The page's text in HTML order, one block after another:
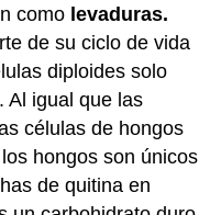
como levaduras.
de su ciclo de vida
diploides solo
Al igual que las
células de hongos
hongos son únicos
de quitina en